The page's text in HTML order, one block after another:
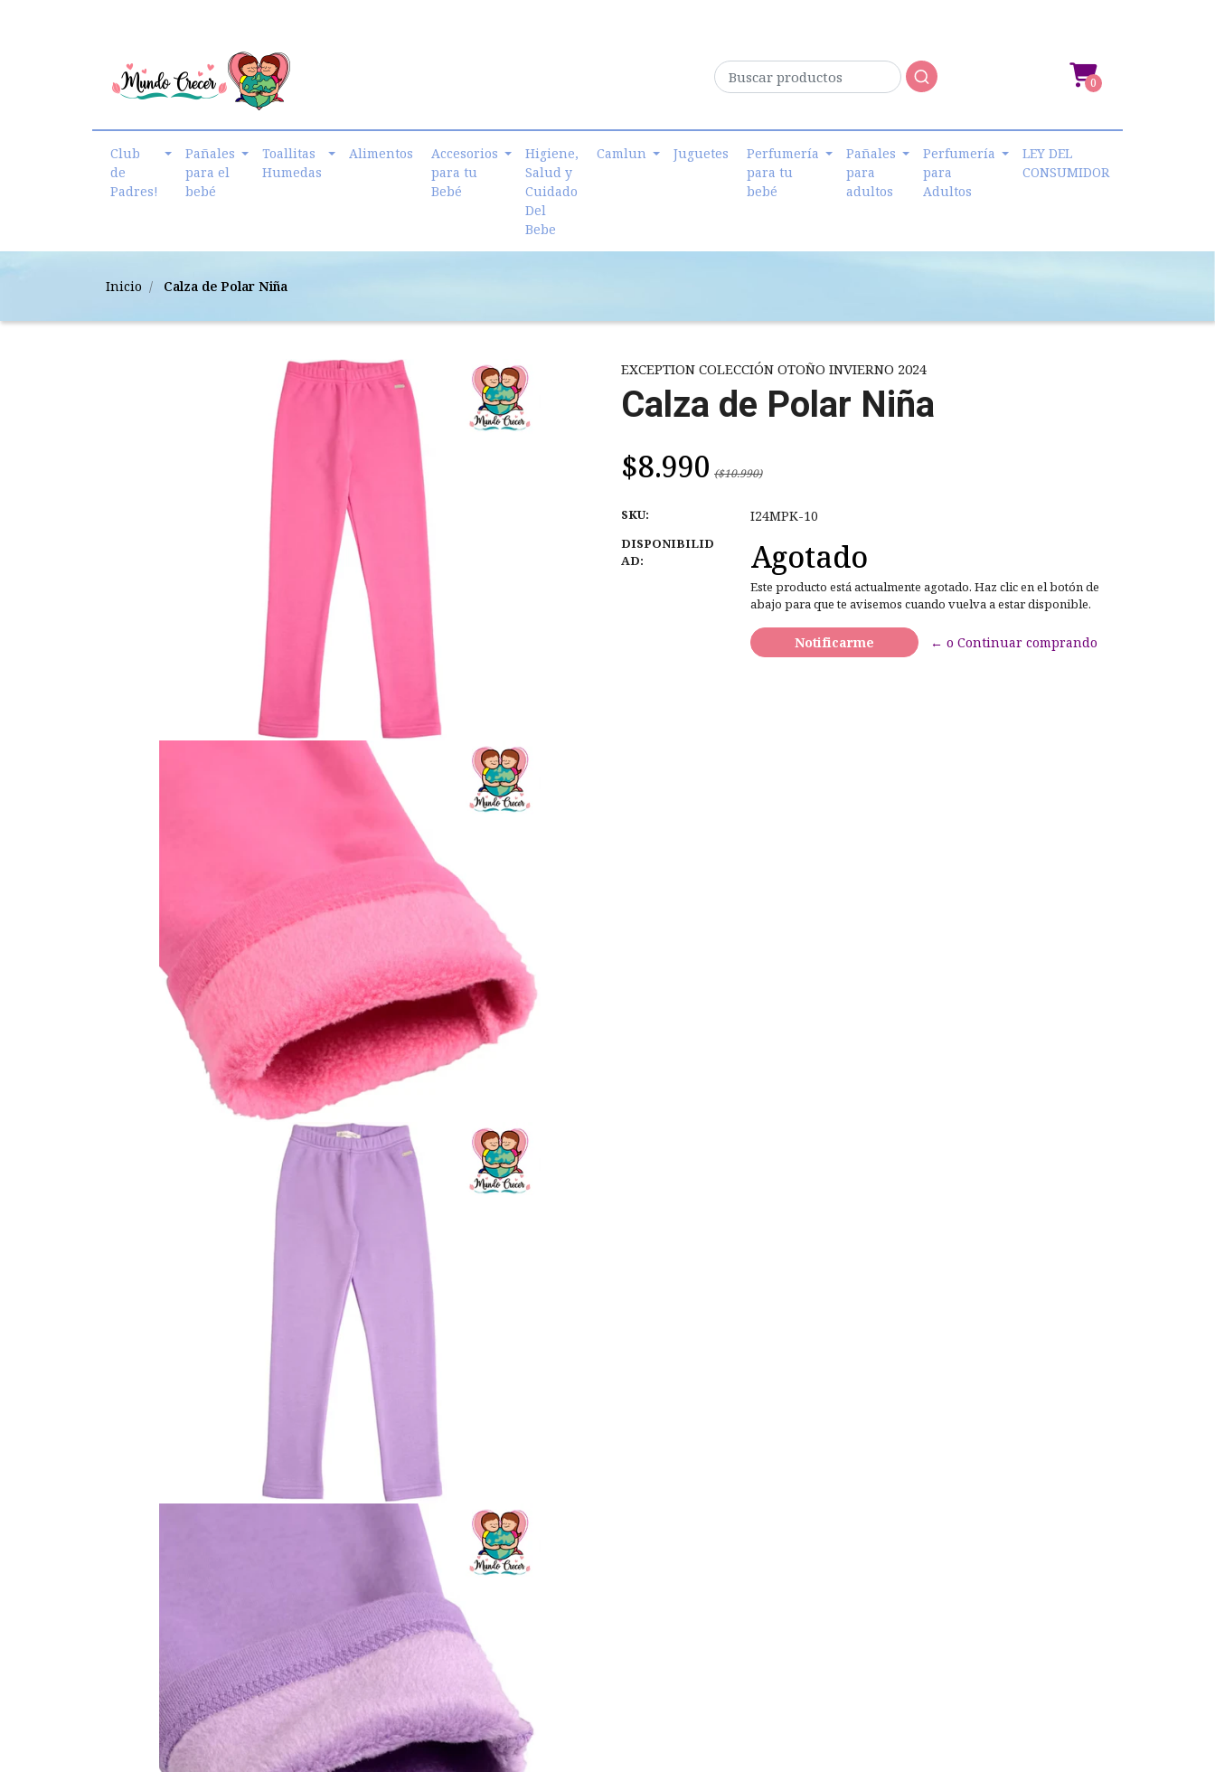
0
Club
de
Padres!
Pañales
para el
bebé
Toallitas
Humedas
Alimentos
Accesorios
para tu
Bebé
Higiene,
Salud y
Cuidado
Del
Bebe
Camlun Juguetes
Perfumería
para tu
bebé
Pañales
para
adultos
Perfumería
para
Adultos
LEY DEL
CONSUMIDOR
Inicio Calza de Polar Niña
EXCEPTION COLECCIÓN OTOÑO INVIERNO 2024
Calza de Polar Niña
$8.990 ($10.990)
SKU: I24MPK-10
DISPONIBILID
AD:
Agotado
Este producto está actualmente agotado. Haz clic en el botón de
abajo para que te avisemos cuando vuelva a estar disponible.
Notificarme ← o Continuar comprando